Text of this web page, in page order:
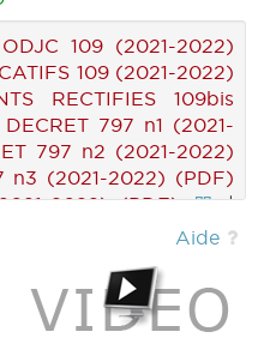
ODJC 109 (2021-2022)
109 (2021-2022)
RECTIFIES 109bis
DECRET 797 n1 (2021-
797 n2 (2021-2022)
n3 (2021-2022) (PDF)
2022) (PDF)
|
DECRET
RES 782 n2 (2021-2022)
n1 (2021-2022) (PDF)
2022) (PDF)
|
Aide